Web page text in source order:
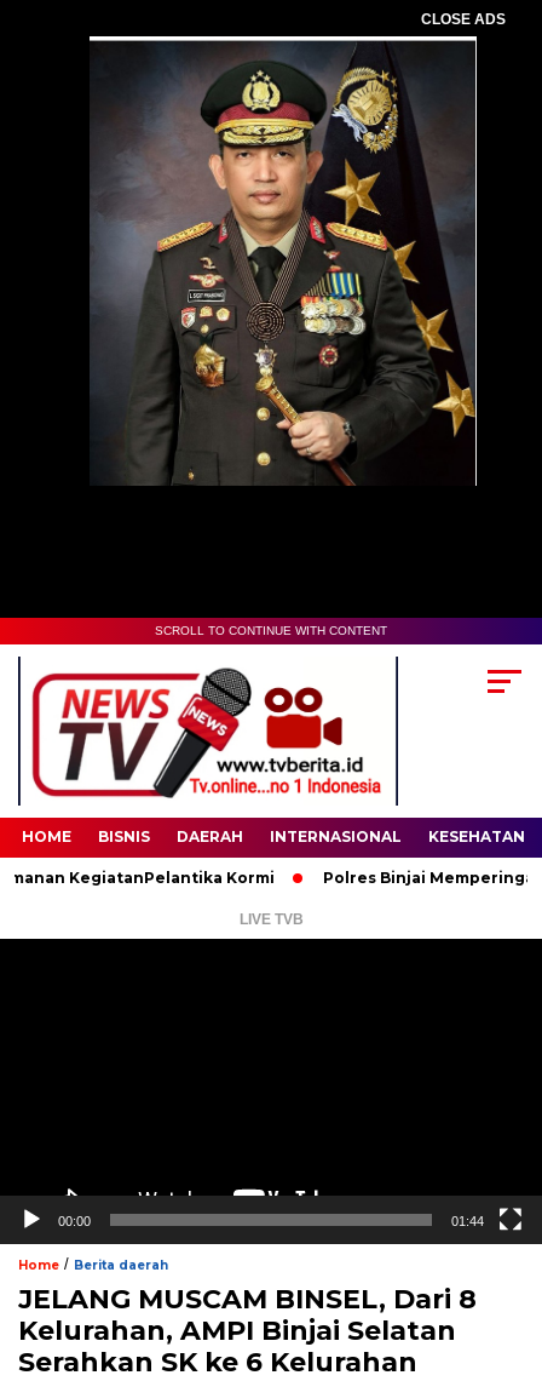
CLOSE ADS
00:00
SCROLL TO CONTINUE WITH CONTENT
HOME BISNIS DAERAH INTERNASIONAL KESEHATAN
KegiatanPelantika Kormi Polres Binjai Memperingati Hari
LIVE TVB
00:00 01:44
Home / Berita daerah
JELANG MUSCAM BINSEL, Dari 8
Kelurahan, AMPI Binjai Selatan
Serahkan SK ke 6 Kelurahan